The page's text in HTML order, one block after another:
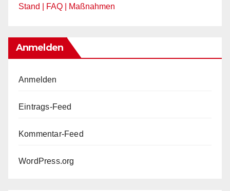
Stand | FAQ | Maßnahmen
Anmelden
Anmelden
Eintrags-Feed
Kommentar-Feed
WordPress.org